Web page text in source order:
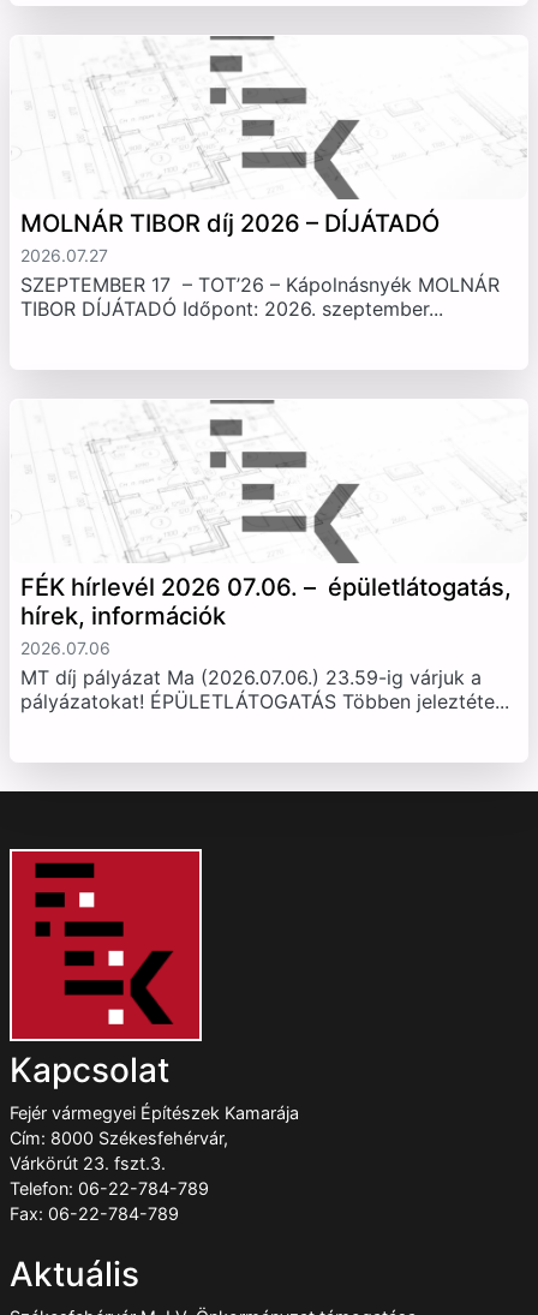
MOLNÁR TIBOR díj 2026 – DÍJÁTADÓ
2026.07.27
SZEPTEMBER 17 – TOT’26 – Kápolnásnyék MOLNÁR
TIBOR DÍJÁTADÓ Időpont: 2026. szeptember...
FÉK hírlevél 2026 07.06. – épületlátogatás,
hírek, információk
2026.07.06
MT díj pályázat Ma (2026.07.06.) 23.59-ig várjuk a
pályázatokat! ÉPÜLETLÁTOGATÁS Többen jeleztéte...
Kapcsolat
Fejér vármegyei Építészek Kamarája
Cím: 8000 Székesfehérvár,
Várkörút 23. fszt.3.
Telefon: 06-22-784-789
Fax: 06-22-784-789
Aktuális